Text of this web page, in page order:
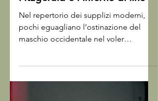
Fitzgerald e l’inferno di lino
Nel repertorio dei supplizi moderni,
maschio occidentale nel voler